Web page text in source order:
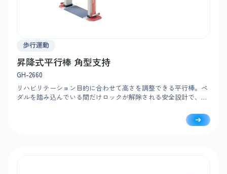
歩行運動
昇降式平行棒 角型支持
GH-2660
リハビリテーション目的に合わせて高さを調整できる平行棒。ペ
ダルを踏み込んでいる間だけロックが解除される安全設計で、負